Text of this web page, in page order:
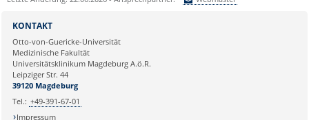
Ihre E-Mailadresse:
Ihr Anliegen:
KONTAKT
Otto-von-Guericke-Universität
Medizinische Fakultät
Universitätsklinikum Magdeburg A.ö.R.
Leipziger Str. 44
39120 Magdeburg
Tel.: +49-391-67-01
Impressum